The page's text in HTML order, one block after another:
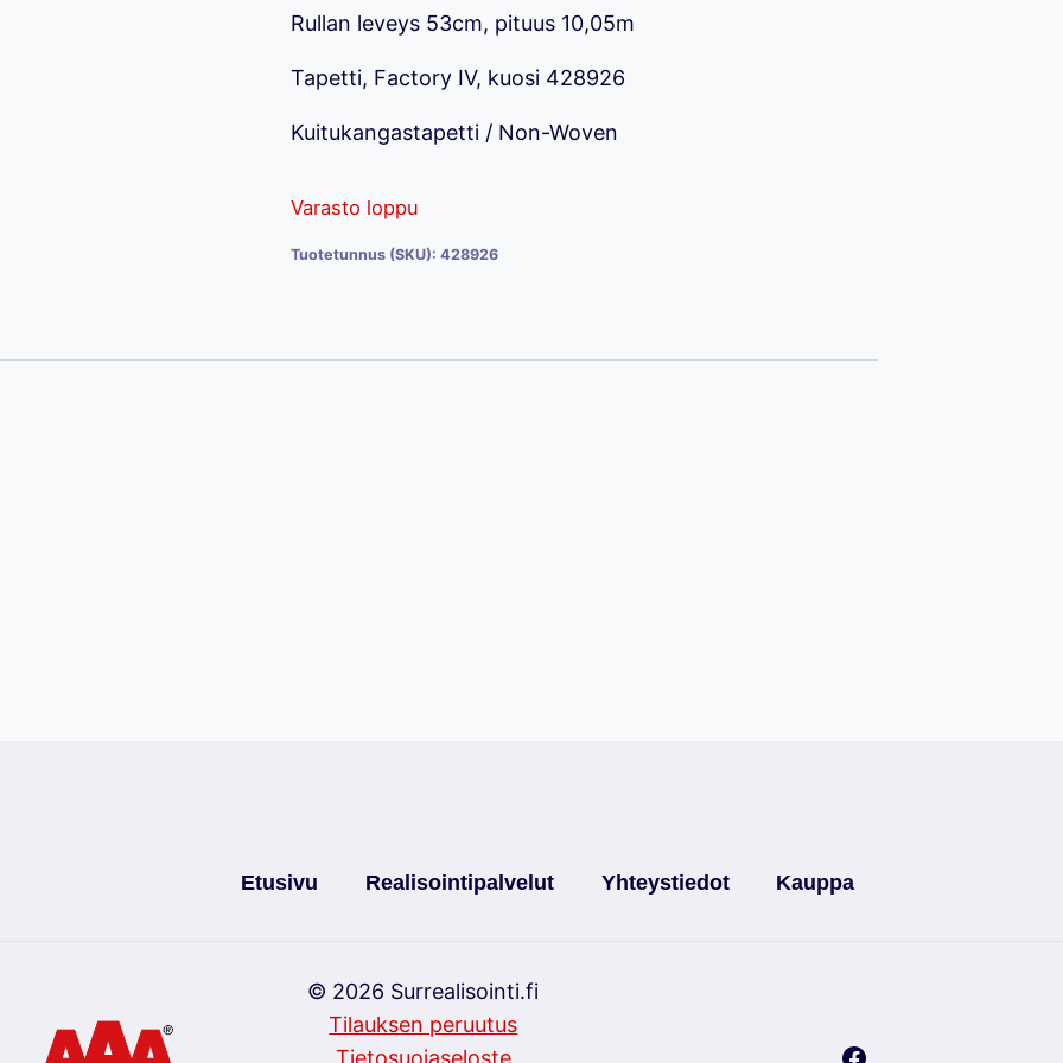
24,90 €.12,90 €.
Rullan leveys 53cm, pituus 10,05m
Tapetti, Factory IV, kuosi 428926
Kuitukangastapetti / Non-Woven
Varasto loppu
Tuotetunnus (SKU): 428926
Etusivu Realisointipalvelut Yhteystiedot Kauppa
© 2026 Surrealisointi.fi
Tilauksen peruutus